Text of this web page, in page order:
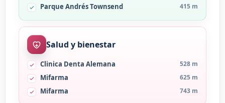
Parque Andrés Townsend 415 m
Salud y bienestar
Clinica Denta Alemana 528 m
Mifarma 625 m
Mifarma 743 m